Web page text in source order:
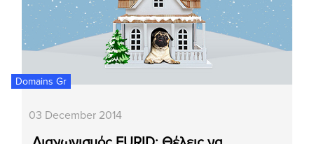
Domains Gr
03 December 2014